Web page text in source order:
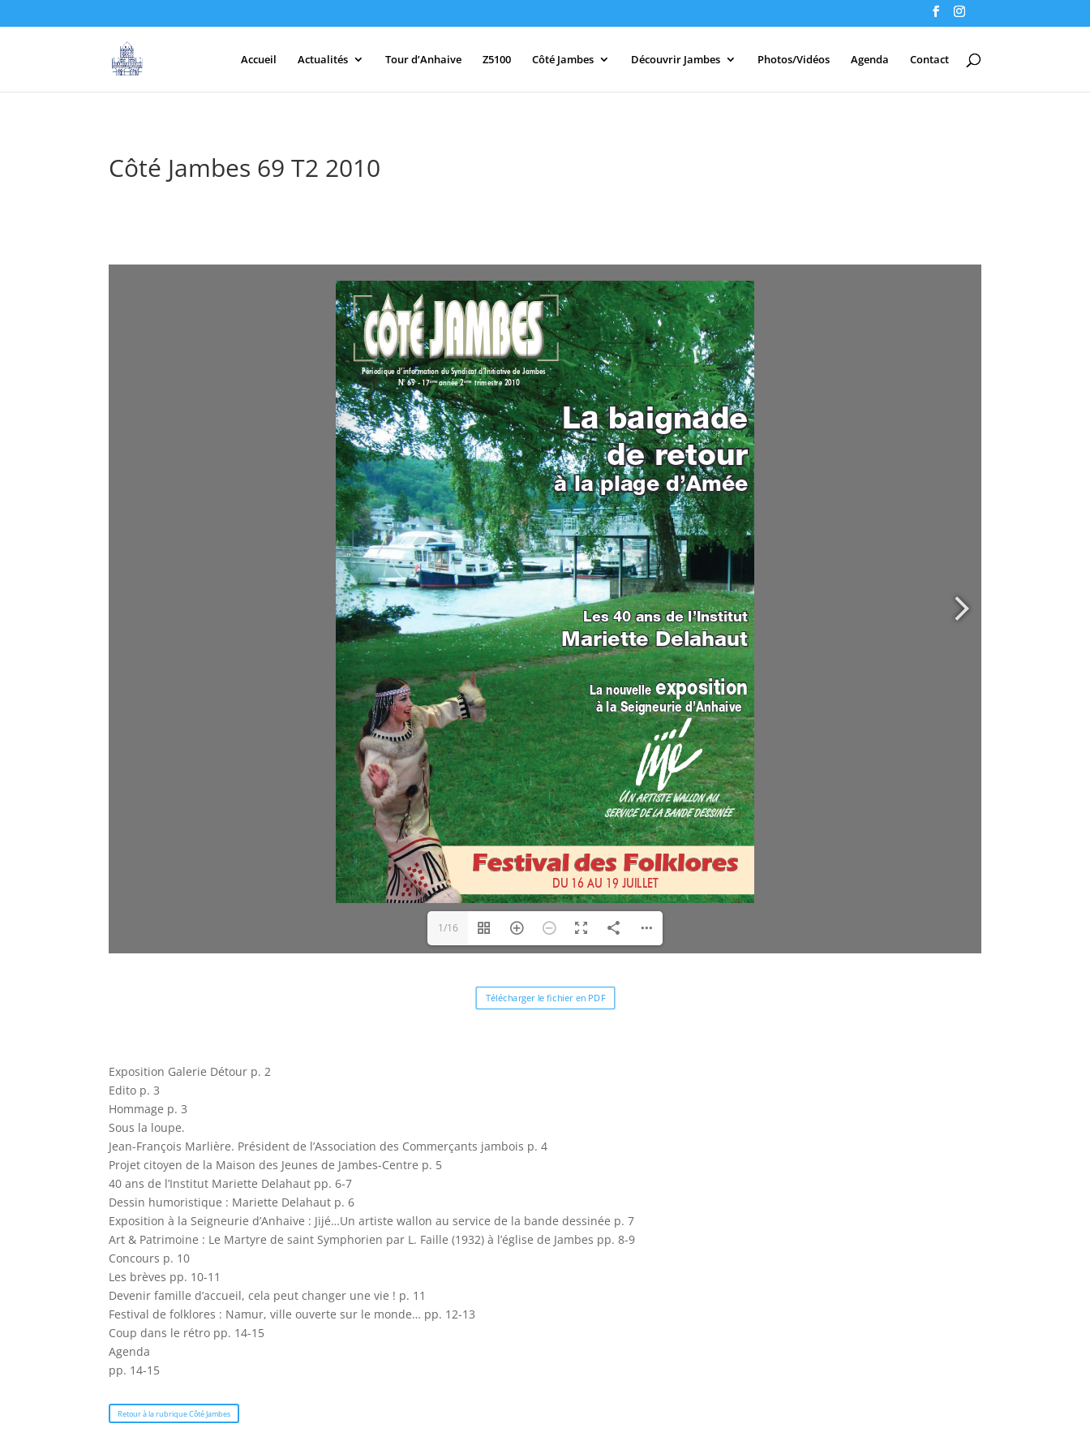
Accueil Actualités Tour d’Anhaive Z5100 Côté Jambes Découvrir Jambes Photos/Vidéos Agenda Contact
Côté Jambes 69 T2 2010
1/16
Télécharger le fichier en PDF
Exposition Galerie Détour p. 2
Edito p. 3
Hommage p. 3
Sous la loupe.
Jean-François Marlière. Président de l’Association des Commerçants jambois p. 4
Projet citoyen de la Maison des Jeunes de Jambes-Centre p. 5
40 ans de l’Institut Mariette Delahaut pp. 6-7
Dessin humoristique : Mariette Delahaut p. 6
Exposition à la Seigneurie d’Anhaive : Jijé…Un artiste wallon au service de la bande dessinée p. 7
Art & Patrimoine : Le Martyre de saint Symphorien par L. Faille (1932) à l’église de Jambes pp. 8-9
Concours p. 10
Les brèves pp. 10-11
Devenir famille d’accueil, cela peut changer une vie ! p. 11
Festival de folklores : Namur, ville ouverte sur le monde… pp. 12-13
Coup dans le rétro pp. 14-15
Agenda
pp. 14-15
Retour à la rubrique Côté Jambes